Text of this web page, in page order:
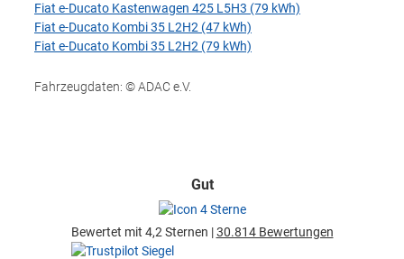
Fiat e-Ducato Kastenwagen 425 L5H3 (79 kWh)
Fiat e-Ducato Kombi 35 L2H2 (47 kWh)
Fiat e-Ducato Kombi 35 L2H2 (79 kWh)
Fahrzeugdaten: © ADAC e.V.
Gut
Bewertet mit 4,2 Sternen |30.814 Bewertungen